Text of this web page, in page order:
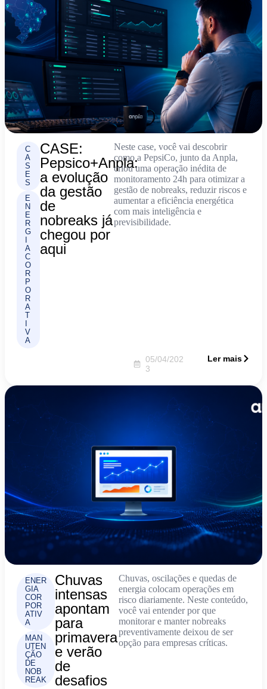
C
A
S
E
S
E
N
E
R
G
A
C
O
R
P
O
R
A
T
V
A
CASE:
Pepsico+Anpla:
a evolução
da gestão
de
nobreaks já
chegou por
aqui
Neste case, você vai descobrir
como a PepsiCo, junto da Anpla,
criou uma operação inédita de
monitoramento 24h para otimizar a
gestão de nobreaks, reduzir riscos e
aumentar a eficiência energética
com mais inteligência e
previsibilidade.
05/04/202
3
Ler mais
ENER
GIA
COR
POR
ATIV
A
MAN
UTEN
ÇÃO
DE
NOB
REAK
Chuvas
intensas
apontam
para
primavera
e verão
de
desafios
Chuvas, oscilações e quedas de
energia colocam operações em
risco diariamente. Neste conteúdo,
você vai entender por que
monitorar e manter nobreaks
preventivamente deixou de ser
opção para empresas críticas.